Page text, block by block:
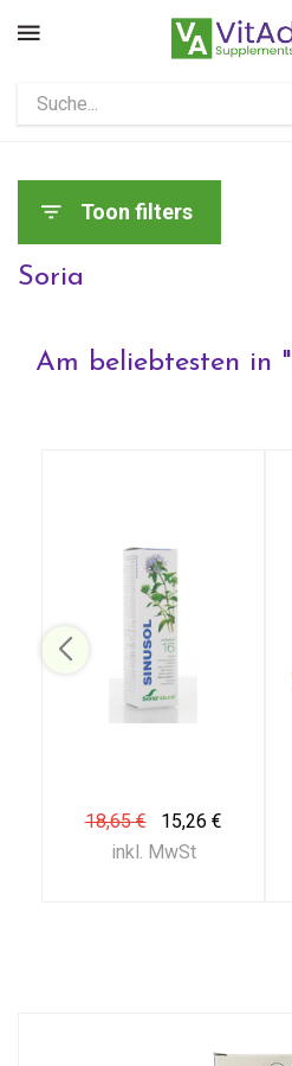
Toon filters
Soria
Am beliebtesten in "
18,65 €
15,26 €
inkl. MwSt